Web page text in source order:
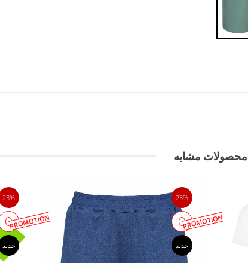
محصولات مشابه
23%
PROMOTION
جدید
23%
PROMOTION
جدید